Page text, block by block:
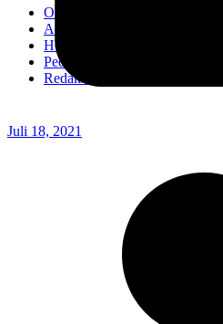
OPINI
Advertorial
Headline
Pedoman Media Ciber
Redaksi
Juli 18, 2021